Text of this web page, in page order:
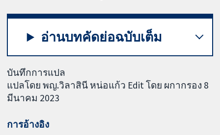
อ่านบทคัดย่อฉบับเต็ม
บันทึกการแปล
แปลโดย พญ.วิลาสินี หน่อแก้ว Edit โดย ผกากรอง 8
มีนาคม 2023
การอ้างอิง